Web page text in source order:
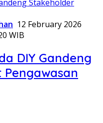
12 February 2026
WIB
DIY Gandeng